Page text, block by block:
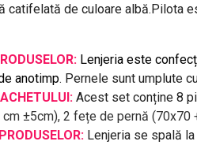
catifelată de culoare albă.Pilota
Lenjeria este
anotimp. Pernele sunt umplute
Acest set conține 8
±5cm), 2 fețe de pernă
Lenjeria se spală